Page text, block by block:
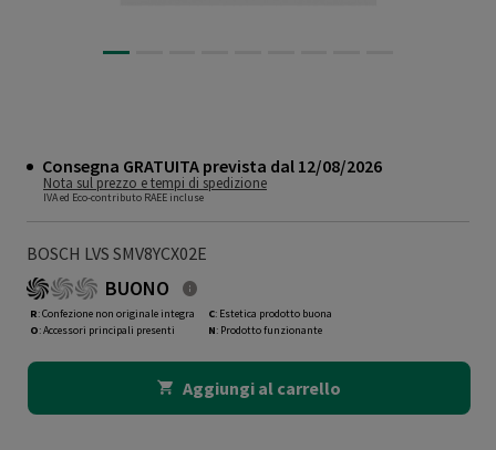
Consegna GRATUITA prevista dal 12/08/2026
Nota sul prezzo e tempi di spedizione
IVA ed Eco-contributo RAEE incluse
BOSCH LVS SMV8YCX02E
BUONO
R: Confezione non originale integra
O: Accessori principali presenti
C: Estetica prodotto buona
N: Prodotto funzionante
Aggiungi al carrello